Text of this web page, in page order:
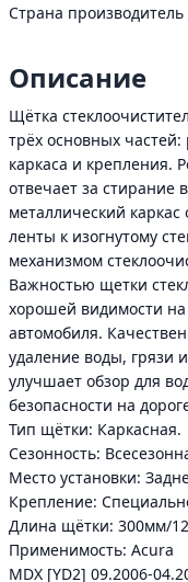
Страна производитель
Описание
Щётка
трёх основных
каркаса и крепления.
отвечает за стирание
металлический
ленты к изогнутому
механизмом
Важностью щетки
хорошей видимости
автомобиля.
удаление воды, грязи
улучшает обзор для
безопасности на
Тип щётки: Каркасная.
Сезонность:
Место установки:
Крепление:
Длина щётки: 300мм/
Применимость: Acura
MDX [YD2] 09.2006-